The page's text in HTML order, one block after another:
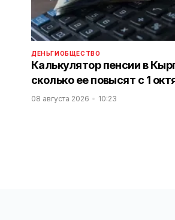
ДЕНЬГИОБЩЕСТВО
Калькулятор пенсии в
сколько ее повысят с 1
08 августа 2026 10:23